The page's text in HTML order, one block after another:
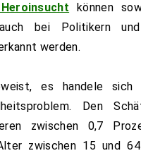
können
bei Politikern
werden.
es handele sich
Den
zwischen 0,7
zwischen 15 und